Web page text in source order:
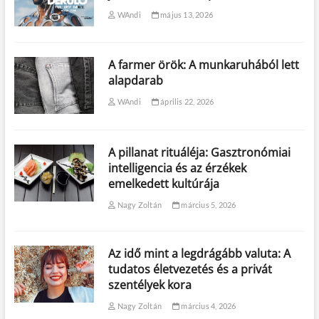
WAndi május 13, 2026
A farmer örök: A munkaruhából lett
alapdarab
WAndi április 22, 2026
A pillanat rituáléja: Gasztronómiai
intelligencia és az érzékek
emelkedett kultúrája
Nagy Zoltán március 5, 2026
Az idő mint a legdrágább valuta: A
tudatos életvezetés és a privát
szentélyek kora
Nagy Zoltán március 4, 2026